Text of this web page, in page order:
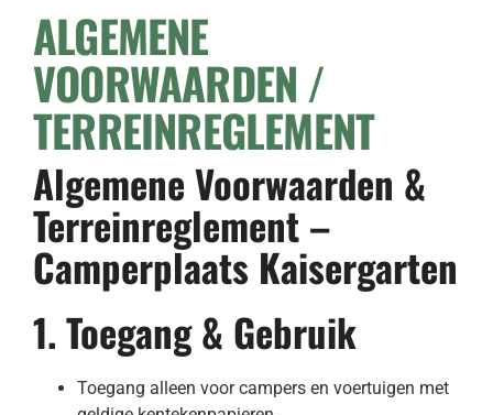
Onze staanplaats
Onze accommodaties
Camper huren
Contact
NL
ALGEMENE
VOORWAARDEN /
TERREINREGLEMENT
Algemene Voorwaarden &
Terreinreglement –
Camperplaats Kaisergarten
1. Toegang & Gebruik
Toegang alleen voor campers en voertuigen met